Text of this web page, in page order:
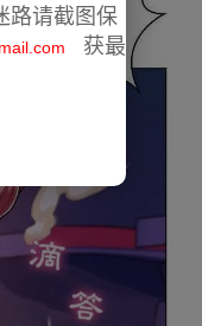
路请截图保
获最